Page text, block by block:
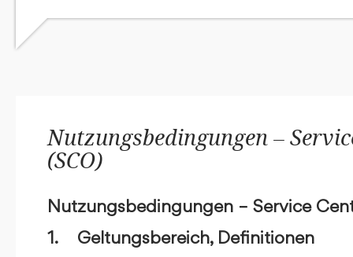
Nutzungsbedingungen –
(SCO)
Nutzungsbedingungen – Service
1. Geltungsbereich, Definitionen